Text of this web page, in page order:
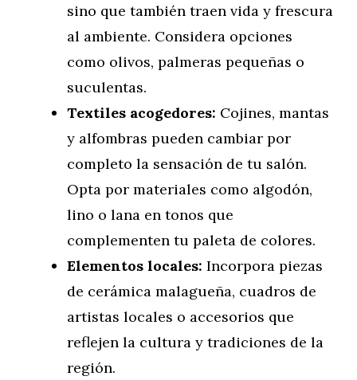
sino que también traen vida y frescura
al ambiente. Considera opciones
como olivos, palmeras pequeñas o
suculentas.
Textiles acogedores: Cojines, mantas
y alfombras pueden cambiar por
completo la sensación de tu salón.
Opta por materiales como algodón,
lino o lana en tonos que
complementen tu paleta de colores.
Elementos locales: Incorpora piezas
de cerámica malagueña, cuadros de
artistas locales o accesorios que
reflejen la cultura y tradiciones de la
región.